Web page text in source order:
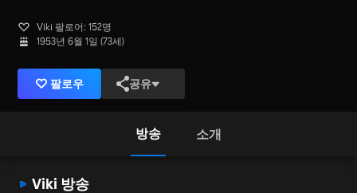
Viki 팔로어: 152명
1953년 6월 1일 (73세)
팔로우 공유
방송 소개
Viki 방송